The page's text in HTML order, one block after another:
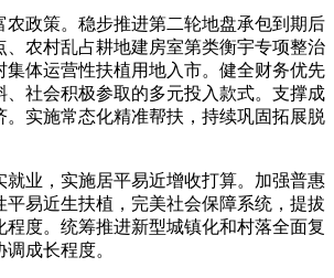
政策。稳步推进第二轮地盘承包到期后
、农村乱占耕地建房室第类衡宇专项整治
集体运营性扶植用地入市。健全财务优先
、社会积极参取的多元投入款式。支撑成
。实施常态化精准帮扶，持续巩固拓展脱
业，实施居平易近增收打算。加强普惠
平易近生扶植，完美社会保障系统，提拔
程度。统筹推进新型城镇化和村落全面复
成长程度。